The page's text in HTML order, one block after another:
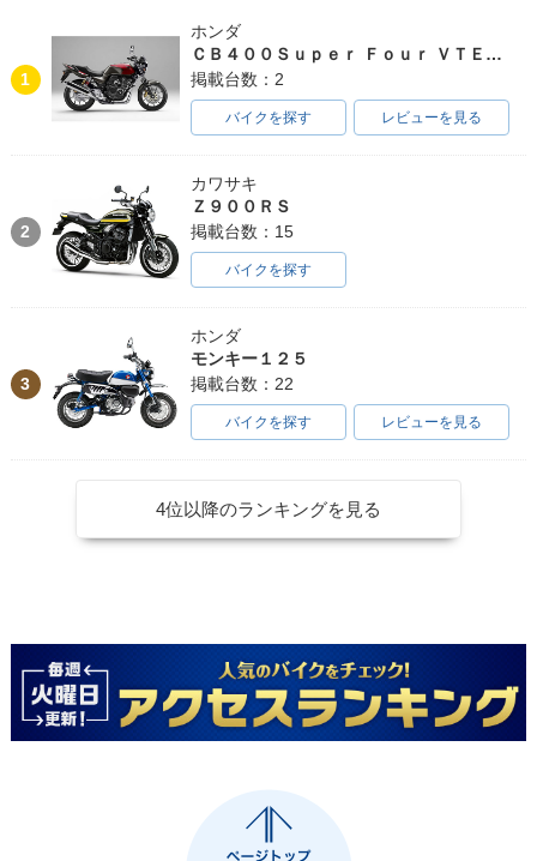
1
ホンダ
ＣＢ４００Ｓｕｐｅｒ Ｆｏｕｒ ＶＴＥＣ ＳＰＥＣ３
掲載台数：2
バイクを探す レビューを見る
2
カワサキ
Ｚ９００ＲＳ
掲載台数：15
バイクを探す
3
ホンダ
モンキー１２５
掲載台数：22
バイクを探す レビューを見る
4位以降のランキングを見る